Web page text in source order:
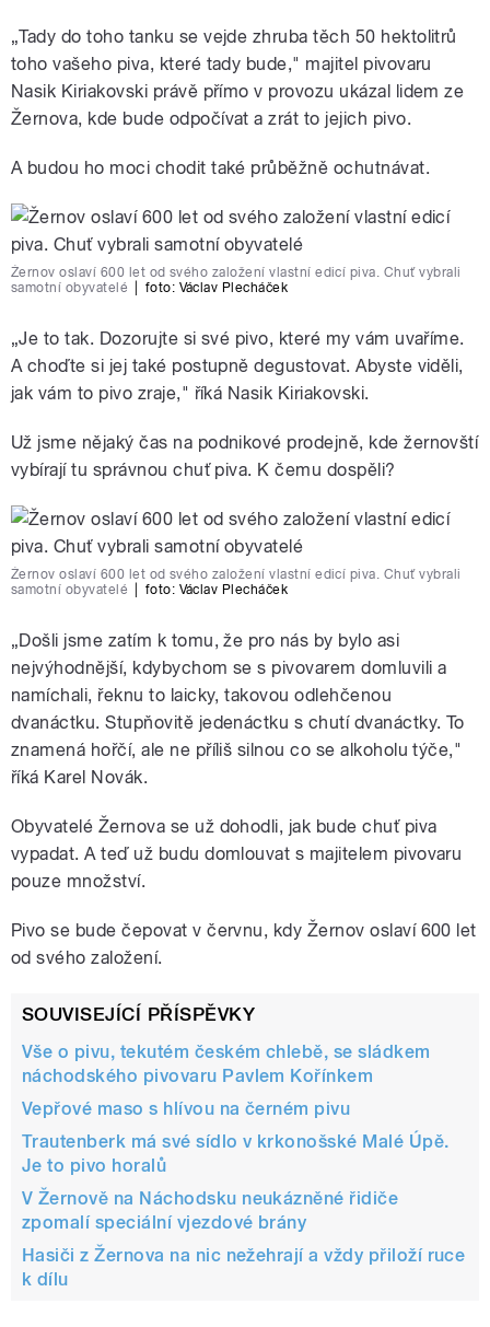
„Tady do toho tanku se vejde zhruba těch 50 hektolitrů
toho vašeho piva, které tady bude," majitel pivovaru
Nasik Kiriakovski právě přímo v provozu ukázal lidem ze
Žernova, kde bude odpočívat a zrát to jejich pivo.
A budou ho moci chodit také průběžně ochutnávat.
Žernov oslaví 600 let od svého založení vlastní edicí piva. Chuť vybrali
samotní obyvatelé
foto: Václav Plecháček
„Je to tak. Dozorujte si své pivo, které my vám uvaříme.
A choďte si jej také postupně degustovat. Abyste viděli,
jak vám to pivo zraje," říká Nasik Kiriakovski.
Už jsme nějaký čas na podnikové prodejně, kde žernovští
vybírají tu správnou chuť piva. K čemu dospěli?
Žernov oslaví 600 let od svého založení vlastní edicí piva. Chuť vybrali
samotní obyvatelé
foto: Václav Plecháček
„Došli jsme zatím k tomu, že pro nás by bylo asi
nejvýhodnější, kdybychom se s pivovarem domluvili a
namíchali, řeknu to laicky, takovou odlehčenou
dvanáctku. Stupňovitě jedenáctku s chutí dvanáctky. To
znamená hořčí, ale ne příliš silnou co se alkoholu týče,"
říká Karel Novák.
Obyvatelé Žernova se už dohodli, jak bude chuť piva
vypadat. A teď už budu domlouvat s majitelem pivovaru
pouze množství.
Pivo se bude čepovat v červnu, kdy Žernov oslaví 600 let
od svého založení.
SOUVISEJÍCÍ PŘÍSPĚVKY
Vše o pivu, tekutém českém chlebě, se sládkem
náchodského pivovaru Pavlem Kořínkem
Vepřové maso s hlívou na černém pivu
Trautenberk má své sídlo v krkonošské Malé Úpě.
Je to pivo horalů
V Žernově na Náchodsku neukázněné řidiče
zpomalí speciální vjezdové brány
Hasiči z Žernova na nic nežehrají a vždy přiloží ruce
k dílu